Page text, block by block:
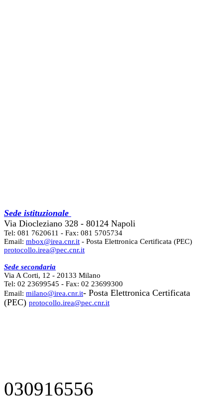
Sede istituzionale
Via Diocleziano 328 - 80124 Napoli
Tel: 081 7620611 - Fax: 081 5705734
Email: mbox@irea.cnr.it - Posta Elettronica Certificata (PEC)
protocollo.irea@pec.cnr.it
Sede secondaria
Via A Corti, 12 - 20133 Milano
Tel: 02 23699545 - Fax: 02 23699300
Email: milano@irea.cnr.it- Posta Elettronica Certificata
(PEC) protocollo.irea@pec.cnr.it
030916556